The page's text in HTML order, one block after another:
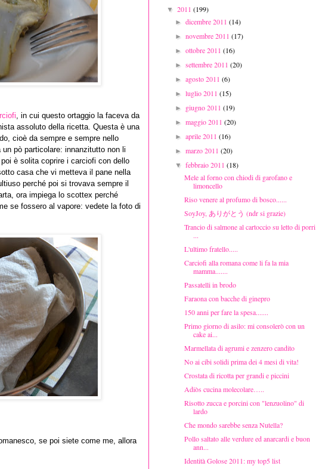
, in cui questo ortaggio la faceva da
assoluto della ricetta. Questa è una
cioè da sempre e sempre nello
pò particolare: innanzitutto non li
è solita coprire i carciofi con dello
casa che vi metteva il pane nella
perché poi si trovava sempre il
ora impiega lo scottex perché
se fossero al vapore: vedete la foto di
se poi siete come me, allora
▼ 2011 (199)
►dicembre 2011(14)
►novembre 2011(17)
►ottobre 2011(16)
►settembre 2011(20)
►agosto 2011(6)
►luglio 2011(15)
► giugno 2011(19)
►maggio 2011(20)
►aprile 2011(16)
►marzo 2011(20)
▼febbraio 2011(18)
Mele al forno con chiodi di garofano e
limoncello
Riso venere al profumo di bosco......
SoyJoy, ありがとう (ndr si grazie)
Trancio di salmone al cartoccio su letto di porri
...
L'ultimo fratello.....
Carciofi alla romana come li fa la mia
mamma.......
Passatelli in brodo
Faraona con bacche di ginepro
150 anni per fare la spesa.......
Primo giorno di asilo: mi consolerò con un
cake ai...
Marmellata di agrumi e zenzero candito
No ai cibi solidi prima dei 4 mesi di vita!
Crostata di ricotta per grandi e piccini
Adiòs cucina molecolare…..
Risotto zucca e porcini con "lenzuolino" di
lardo
Che mondo sarebbe senza Nutella?
Pollo saltato alle verdure ed anarcardi e buon
ann...
Identità Golose 2011: my top5 list